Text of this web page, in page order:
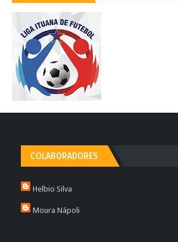
COLABORADORES
Helbio Silva
Moura Nápoli